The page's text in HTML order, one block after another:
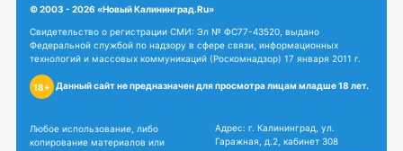
© 2003 - 2026 «Новый Калининград.Ru»
Свидетельство о регистрации СМИ: Эл № ФС77-43520, выдано
Федеральной службой по надзору в сфере связи, информационных
технологий и массовых коммуникаций (Роскомнадзор) 17 января 2011 г.
18+ Данный сайт не предназначен для просмотра лицам младше 18 лет.
Любое использование, либо
копирование материалов или
Адрес: г. Калининград, ул.
Гаражная, д.2, кабинет 308